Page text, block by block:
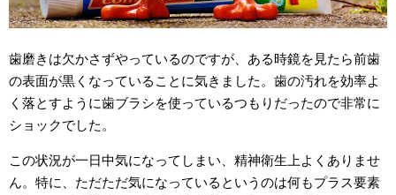
歯磨きは欠かさずやっているのですが、ある時鏡を見たら前歯
の表面が黒くなっていることに気きました。歯の汚れを効率よ
く落とすように歯ブラシを使っているつもりだったので非常に
ショックでした。
この状況が一日中気になってしまい、精神衛生上よくありませ
ん。特に、ただただ気になっているというのは何もプラス要素